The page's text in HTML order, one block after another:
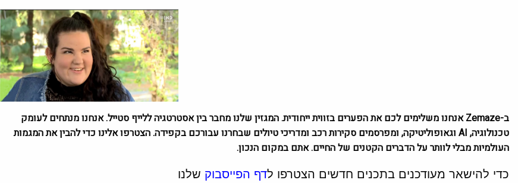
ב-Zemaze אנחנו משלימים לכם את הפערים בזווית ייחודית. המגזין שלנו מחבר בין אסטרטגיה ללייף סטייל. אנחנו מנתחים לעומק
טכנולוגיה, AI וגאופוליטיקה, ומפרסמים סקירות רכב ומדריכי טיולים שבחרנו עבורכם בקפידה. הצטרפו אלינו כדי להבין את המגמות
העולמיות מבלי לוותר על הדברים הקטנים של החיים. אתם במקום הנכון.
כדי להישאר מעודכנים בתכנים חדשים הצטרפו לדף הפייסבוק שלנו